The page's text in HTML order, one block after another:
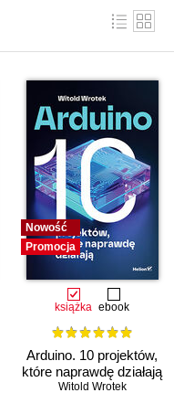
Nowość
Promocja
książka ebook
Arduino. 10 projektów,
które naprawdę działają
Witold Wrotek